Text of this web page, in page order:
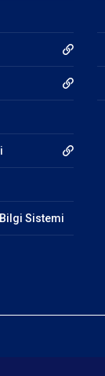
Sistemi